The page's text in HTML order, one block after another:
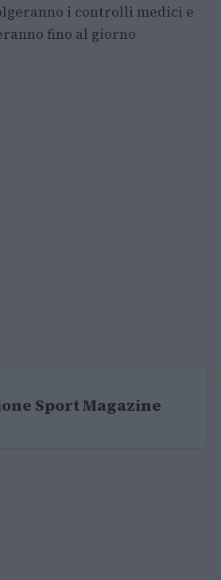
i controlli medici e
fino al giorno
Sport Magazine